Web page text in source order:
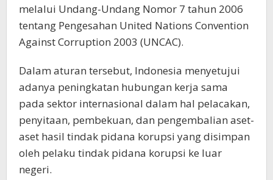
melalui Undang-Undang Nomor 7 tahun 2006
tentang Pengesahan United Nations Convention
Against Corruption 2003 (UNCAC).
Dalam aturan tersebut, Indonesia menyetujui
adanya peningkatan hubungan kerja sama
pada sektor internasional dalam hal pelacakan,
penyitaan, pembekuan, dan pengembalian aset-
aset hasil tindak pidana korupsi yang disimpan
oleh pelaku tindak pidana korupsi ke luar
negeri.